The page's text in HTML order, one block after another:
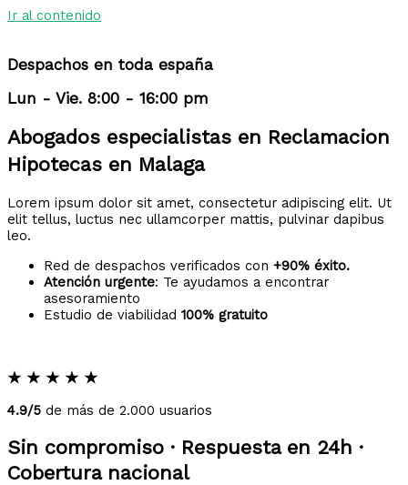
Ir al contenido
Despachos en toda españa
Lun - Vie. 8:00 - 16:00 pm
Abogados especialistas en Reclamacion
Hipotecas en Malaga
Lorem ipsum dolor sit amet, consectetur adipiscing elit. Ut
elit tellus, luctus nec ullamcorper mattis, pulvinar dapibus
leo.
Red de despachos verificados con +90% éxito.
Atención urgente: Te ayudamos a encontrar
asesoramiento
Estudio de viabilidad 100% gratuito
★ ★ ★ ★ ★
4.9/5 de más de 2.000 usuarios
Sin compromiso · Respuesta en 24h ·
Cobertura nacional